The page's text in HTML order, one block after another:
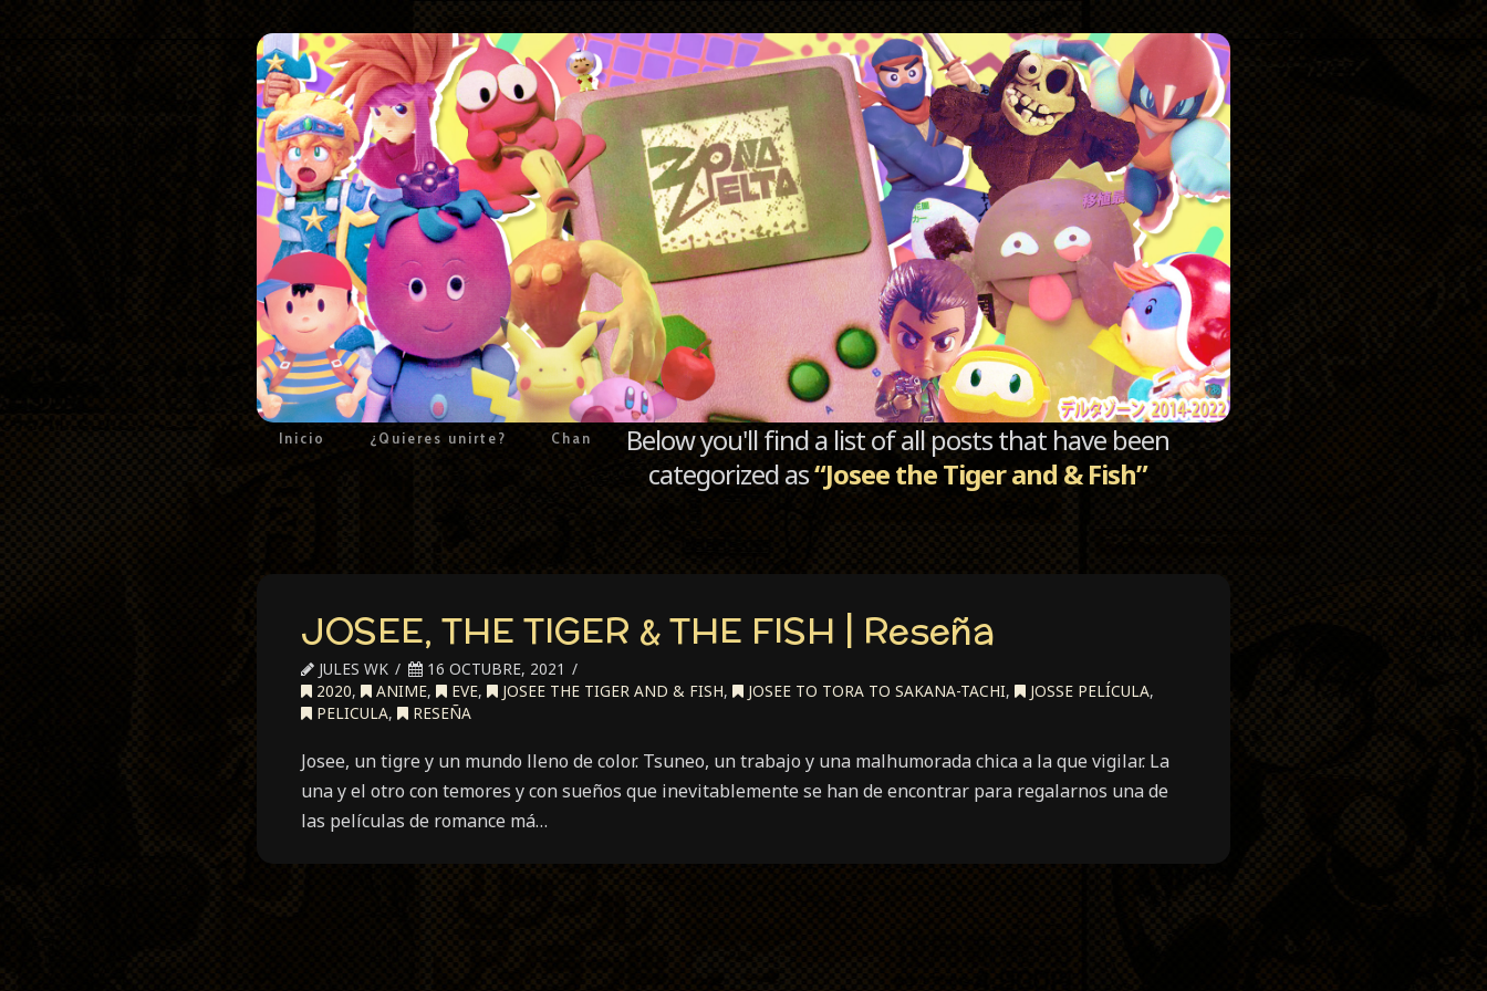
Inicio ¿Quieres unirte? Chan
Below you'll find a list of all posts that have been
categorized as“Josee the Tiger and & Fish”
JOSEE, THE TIGER & THE FISH | Reseña
JULES WK
16 OCTUBRE, 2021
2020, ANIME, EVE, JOSEE THE TIGER AND & FISH, JOSEE TO TORA TO SAKANA-TACHI, JOSSE PELÍCULA,
PELICULA, RESEÑA
Josee, un tigre y un mundo lleno de color. Tsuneo, un trabajo y una malhumorada chica a la que vigilar. La
una y el otro con temores y con sueños que inevitablemente se han de encontrar para regalarnos una de
las películas de romance má…